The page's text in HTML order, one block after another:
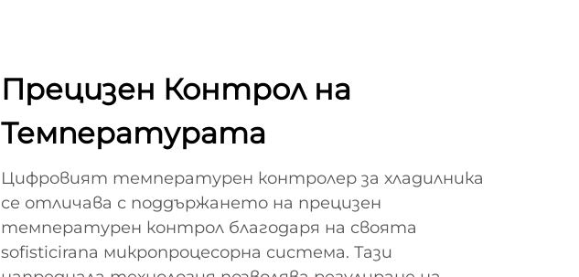
Прецизен Контрол на
Температурата
Цифровият температурен контролер за хладилника
се отличава с поддържането на прецизен
температурен контрол благодаря на своята
sofisticirana микропроцесорна система. Тази